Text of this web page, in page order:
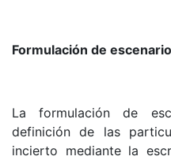
Formulación de
La formulación de
definición de las
incierto mediante la